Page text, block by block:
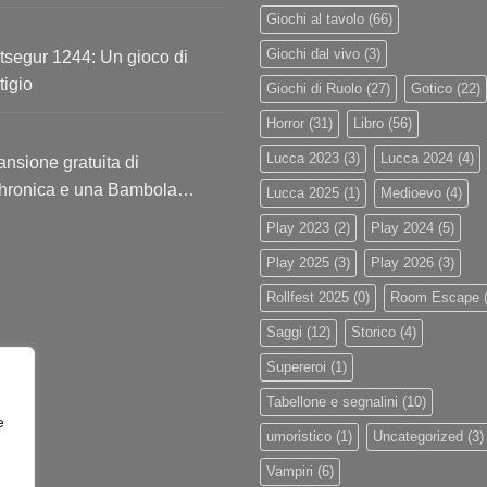
1244: Un gioco di
gratuita di
e una Bambola
Giochi al tavolo (66)
Giochi dal vivo (3)
Giochi di Ruolo (27) Gotico (22)
Horror (31) Libro (56)
Lucca 2023 (3) Lucca 2024 (4)
Lucca 2025 (1) Medioevo (4)
Play 2023 (2) Play 2024 (5)
Play 2025 (3) Play 2026 (3)
Rollfest 2025 (0) Room Escape
Saggi (12) Storico (4)
Supereroi (1)
Tabellone e segnalini (10)
umoristico (1) Uncategorized (3)
Vampiri (6)